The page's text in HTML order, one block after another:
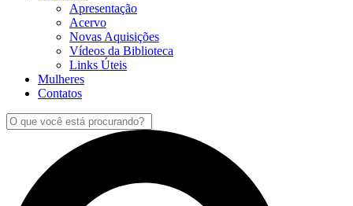
Apresentação
Acervo
Novas Aquisições
Vídeos da Biblioteca
Links Úteis
Mulheres
Contatos